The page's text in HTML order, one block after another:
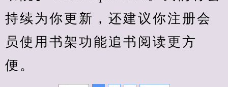
持续为你更新，还建议你注册会
员使用书架功能追书阅读更方
便。